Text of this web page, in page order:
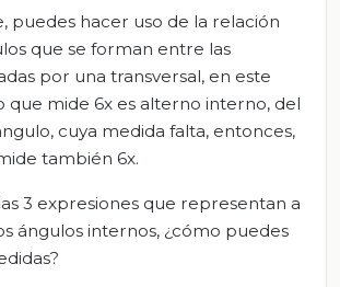
puedes hacer uso de la relación
que se forman entre las
por una transversal, en este
que mide 6x es alterno interno, del
cuya medida falta, entonces,
también 6x.
3 expresiones que representan a
ángulos internos, ¿cómo puedes